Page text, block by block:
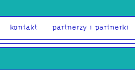
kontakt partnerzy i partnerki